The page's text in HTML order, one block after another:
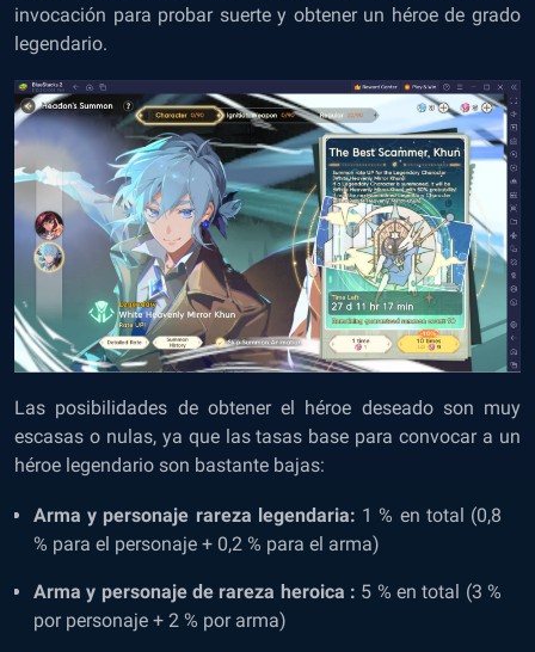
invocación para probar suerte y obtener un héroe de grado
legendario.
Las posibilidades de obtener el héroe deseado son muy
escasas o nulas, ya que las tasas base para convocar a un
héroe legendario son bastante bajas:
Arma y personaje rareza legendaria: 1 % en total (0,8
% para el personaje + 0,2 % para el arma)
Arma y personaje de rareza heroica : 5 % en total (3 %
por personaje + 2 % por arma)